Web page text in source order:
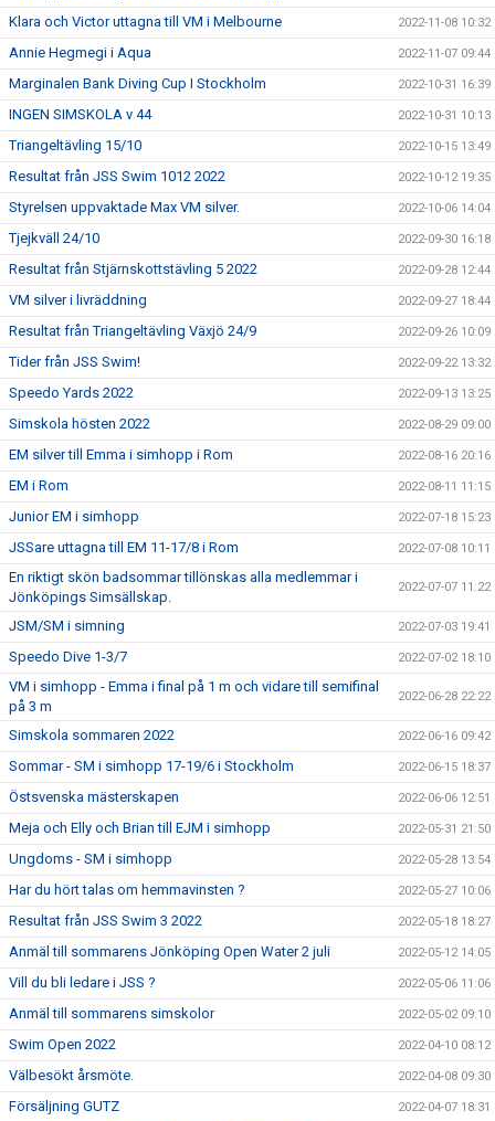
Klara och Victor uttagna till VM i Melbourne 2022-11-08 10:32
Annie Hegmegi i Aqua 2022-11-07 09:44
Marginalen Bank Diving Cup I Stockholm 2022-10-31 16:39
INGEN SIMSKOLA v 44 2022-10-31 10:13
Triangeltävling 15/10 2022-10-15 13:49
Resultat från JSS Swim 1012 2022 2022-10-12 19:35
Styrelsen uppvaktade Max VM silver. 2022-10-06 14:04
Tjejkväll 24/10 2022-09-30 16:18
Resultat från Stjärnskottstävling 5 2022 2022-09-28 12:44
VM silver i livräddning 2022-09-27 18:44
Resultat från Triangeltävling Växjö 24/9 2022-09-26 10:09
Tider från JSS Swim! 2022-09-22 13:32
Speedo Yards 2022 2022-09-13 13:25
Simskola hösten 2022 2022-08-29 09:00
EM silver till Emma i simhopp i Rom 2022-08-16 20:16
EM i Rom 2022-08-11 11:15
Junior EM i simhopp 2022-07-18 15:23
JSSare uttagna till EM 11-17/8 i Rom 2022-07-08 10:11
En riktigt skön badsommar tillönskas alla medlemmar i
Jönköpings Simsällskap.
2022-07-07 11:22
JSM/SM i simning 2022-07-03 19:41
Speedo Dive 1-3/7 2022-07-02 18:10
VM i simhopp - Emma i final på 1 m och vidare till semifinal
på 3 m
2022-06-28 22:22
Simskola sommaren 2022 2022-06-16 09:42
Sommar - SM i simhopp 17-19/6 i Stockholm 2022-06-15 18:37
Östsvenska mästerskapen 2022-06-06 12:51
Meja och Elly och Brian till EJM i simhopp 2022-05-31 21:50
Ungdoms - SM i simhopp 2022-05-28 13:54
Har du hört talas om hemmavinsten ? 2022-05-27 10:06
Resultat från JSS Swim 3 2022 2022-05-18 18:27
Anmäl till sommarens Jönköping Open Water 2 juli 2022-05-12 14:05
Vill du bli ledare i JSS ? 2022-05-06 11:06
Anmäl till sommarens simskolor 2022-05-02 09:10
Swim Open 2022 2022-04-10 08:12
Välbesökt årsmöte. 2022-04-08 09:30
Försäljning GUTZ 2022-04-07 18:31